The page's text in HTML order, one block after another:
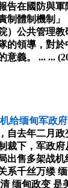
告在國防與
制體制機制
）公共管理教
的領導，對
意義。 ... ...
给缅甸军政府
自去年二月
裁下，军政
出售多架战机
系千丝万缕
缅甸政变 是